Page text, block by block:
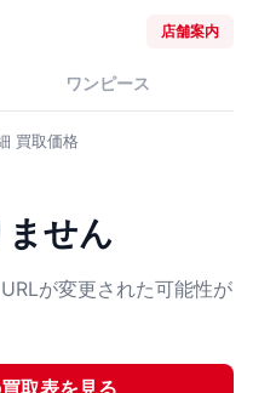
店舗案内
ワンピース
買取価格
せん
が変更された可能性が
取表を見る